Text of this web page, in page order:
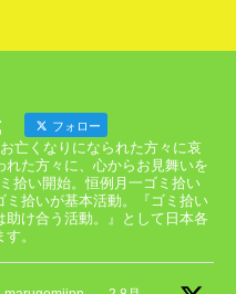
フォロー
亡くなりになられた方々に哀
た方々に、心からお見舞いを
拾い開始。恒例月一ゴミ拾い
ミ拾いが基本活動。『ゴミ拾い
け合う活動。』として日本各
。